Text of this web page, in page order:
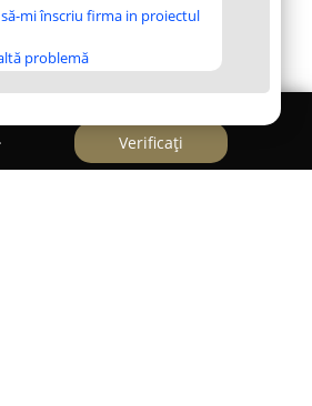
mi înscriu firma in proiectul
problemă
Verificați